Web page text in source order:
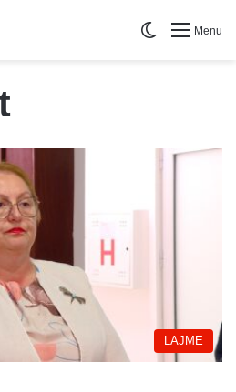
Menu
Switch skin
LAJME